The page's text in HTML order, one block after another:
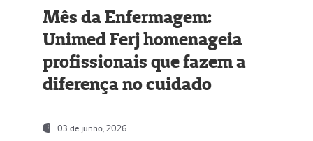
Mês da Enfermagem:
Unimed Ferj homenageia
profissionais que fazem a
diferença no cuidado
03 de junho, 2026